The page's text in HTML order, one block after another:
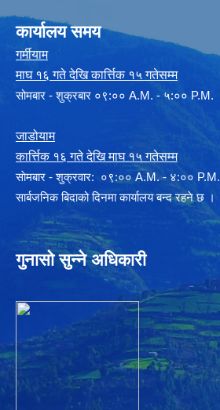
कार्यालय समय
गर्मीयाम
माघ १६ गते देखि कार्त्तिक १५ गतेसम्म
सोमबार - शुक्रबार ०९:०० A.M. - ५:०० P.M.
जाडोयाम
कार्त्तिक १६ गते देखि माघ १५ गतेसम्म
साेमबार - शुक्रवार: ०९:०० A.M. - ४:०० P.M.
सार्बजनिक बिदाको दिनमा कार्यालय बन्द रहने छ ।
गुनासो सुन्ने अधिकारी